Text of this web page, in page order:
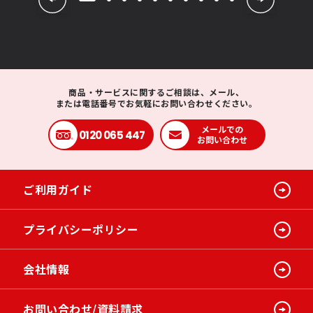
商品・サービスに関するご相談は、メール、
または電話番号でお気軽にお問い合わせください。
0120 065 447
メールでの
お問い合わせ
ご利用ガイド
プライバシーポリシー
会社情報
お問い合わせ/資料請求